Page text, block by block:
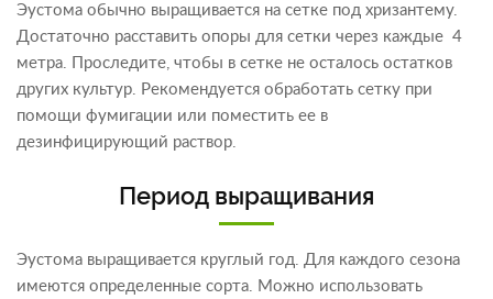
Эустома обычно выращивается на сетке под хризантему.
Достаточно расставить опоры для сетки через каждые 4
метра. Проследите, чтобы в сетке не осталось остатков
других культур. Рекомендуется обработать сетку при
помощи фумигации или поместить ее в
дезинфицирующий раствор.
Период выращивания
Эустома выращивается круглый год. Для каждого сезона
имеются определенные сорта. Можно использовать